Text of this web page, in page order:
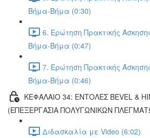
Βήμα-Βήμα (0:30)
6. Ερώτηση Πρακτικής
Βήμα-Βήμα (0:47)
7. Ερώτηση Πρακτικής
Βήμα-Βήμα (0:46)
ΚΕΦΑΛΑΙΟ 34: ΕΝΤΟΛΕΣ BEVEL &
(ΕΠΕΞΕΡΓΑΣΙΑ ΠΟΛΥΓΩΝΙΚΩΝ
Διδασκαλία με Video (6:02)